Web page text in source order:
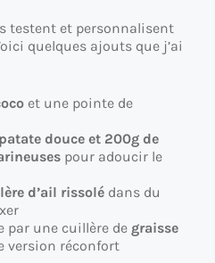
testent et personnalisent
quelques ajouts que j’ai
et une pointe de
douce et 200g de
pour adoucir le
d’ail rissolé dans du
par une cuillère de graisse
version réconfort